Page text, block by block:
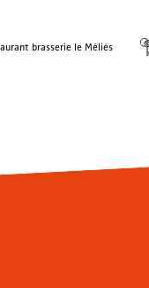
brasserie le Méliès